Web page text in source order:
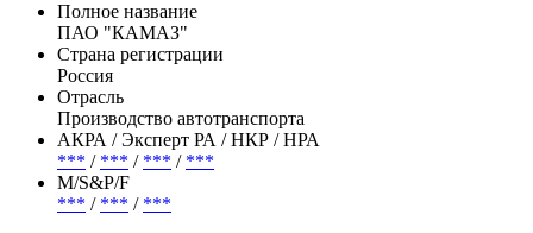
Полное название
ПАО "КАМАЗ"
Страна регистрации
Россия
Отрасль
Производство автотранспорта
АКРА / Эксперт РА / НКР / НРА
*** / *** / *** / ***
М/S&P/F
*** / *** / ***